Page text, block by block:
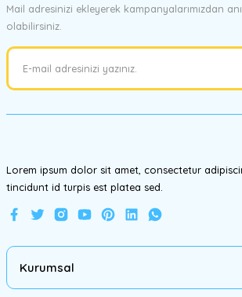
Ürün resmi kalitesiz, bozuk veya
Ürün bilgilerinde hatalar bulunuyor.
Mail adresinizi ekleyerek kampanyalarımızdan
olabilirsiniz.
Lorem ipsum dolor sit amet, consectetur
tincidunt id turpis est platea sed.
Kurumsal